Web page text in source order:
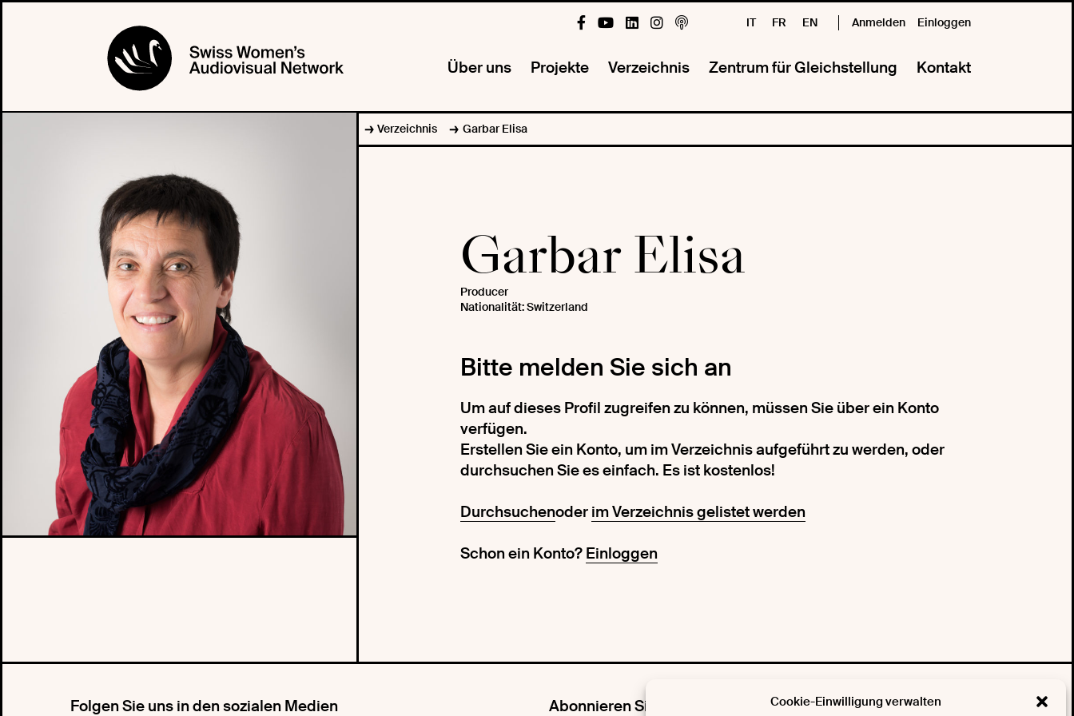
Cookie-Einwilligung verwalten
Einloggen
Anmelden
IT FR EN
Über uns Projekte Verzeichnis Zentrum für Gleichstellung Kontakt
Verzeichnis Garbar Elisa
PROFIL Garbar Elisa
Producer
Nationalität: Switzerland
Bitte melden Sie sich an
Um auf dieses Profil zugreifen zu können, müssen Sie über ein Konto
verfügen.
Erstellen Sie ein Konto, um im Verzeichnis aufgeführt zu werden, oder
durchsuchen Sie es einfach. Es ist kostenlos!
Durchsuchenoder im Verzeichnis gelistet werden
Schon ein Konto? Einloggen
Folgen Sie uns in den sozialen Medien Abonnieren Sie unseren Newsletter